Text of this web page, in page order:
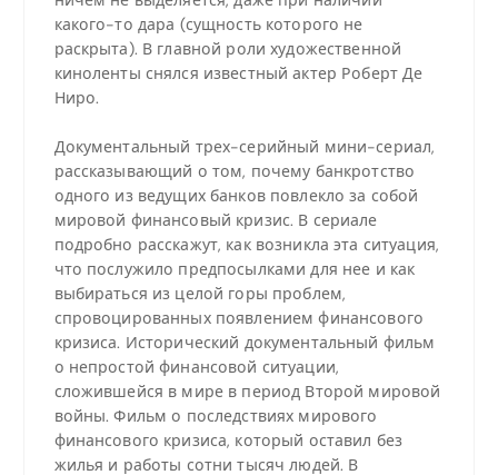
какого-то дара (сущность которого не
раскрыта). В главной роли художественной
киноленты снялся известный актер Роберт Де
Ниро.
Документальный трех-серийный мини-сериал,
рассказывающий о том, почему банкротство
одного из ведущих банков повлекло за собой
мировой финансовый кризис. В сериале
подробно расскажут, как возникла эта ситуация,
что послужило предпосылками для нее и как
выбираться из целой горы проблем,
спровоцированных появлением финансового
кризиса. Исторический документальный фильм
о непростой финансовой ситуации,
сложившейся в мире в период Второй мировой
войны. Фильм о последствиях мирового
финансового кризиса, который оставил без
жилья и работы сотни тысяч людей. В